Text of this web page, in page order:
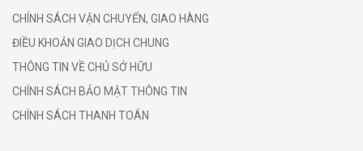
CHÍNH SÁCH VẬN CHUYỂN, GIAO HÀNG
ĐIỀU KHOẢN GIAO DỊCH CHUNG
THÔNG TIN VỀ CHỦ SỞ HỮU
CHÍNH SÁCH BẢO MẬT THÔNG TIN
CHÍNH SÁCH THANH TOÁN